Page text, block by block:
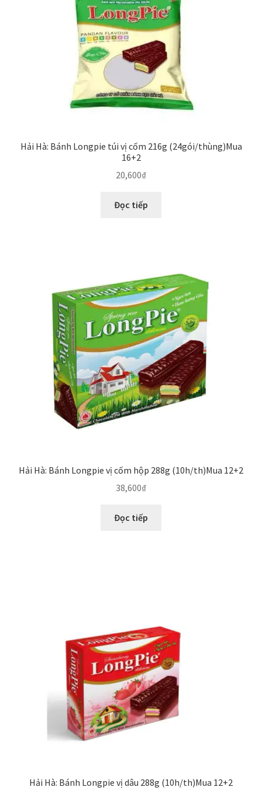
Hải Hà: Bánh Longpie túi vị cốm 216g (24gói/thùng)Mua
16+2
20,600₫
Đọc tiếp
Hải Hà: Bánh Longpie vị cốm hộp 288g (10h/th)Mua 12+2
38,600₫
Đọc tiếp
Hải Hà: Bánh Longpie vị dâu 288g (10h/th)Mua 12+2